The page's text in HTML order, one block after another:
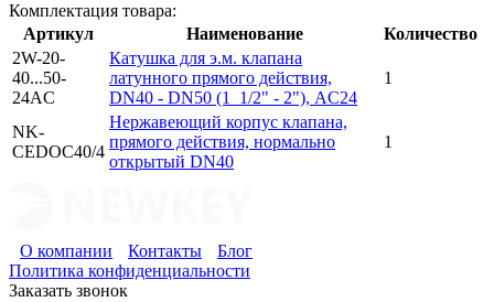
Комплектация товара:
Артикул
Наименование
Количество
2W-20-
40...50-
24AC
Катушка для э.м. клапана
латунного прямого действия,
DN40 - DN50 (1_1/2" - 2"), AC24
1
NK-
CEDOC40/4
Нержавеющий корпус клапана,
прямого действия, нормально
открытый DN40
1
О компании Контакты
Блог
Политика конфиденциальности
Заказать звонок